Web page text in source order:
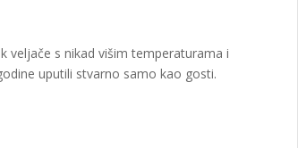
veljače s nikad višim temperaturama i
uputili stvarno samo kao gosti.